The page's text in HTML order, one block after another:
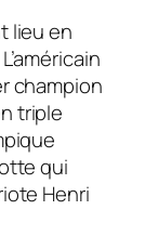
lieu en
champion
triple
qui
Henri